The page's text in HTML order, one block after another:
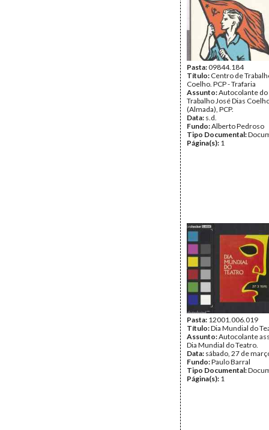
Pasta:09844.184
Título: Centro de
Coelho. PCP - Trafaria
Assunto:Autocolante
Trabalho José Dias
(Almada), PCP.
Data: s.d.
Fundo:Alberto Pedroso
Tipo Documental:
Página(s): 1
Pasta: 12001.006.019
Título:Dia Mundial do
Assunto:Autocolante
Dia Mundial do Teatro.
Data: sábado, 27 de
Fundo:Paulo Barral
Tipo Documental:
Página(s): 1